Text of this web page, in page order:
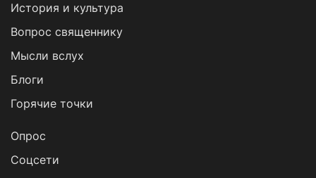
История и культура
Вопрос священнику
Мысли вслух
Блоги
Горячие точки
Опрос
Cоцсети